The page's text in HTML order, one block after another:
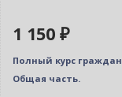
1 150 ₽
Полный курс
Общая часть.